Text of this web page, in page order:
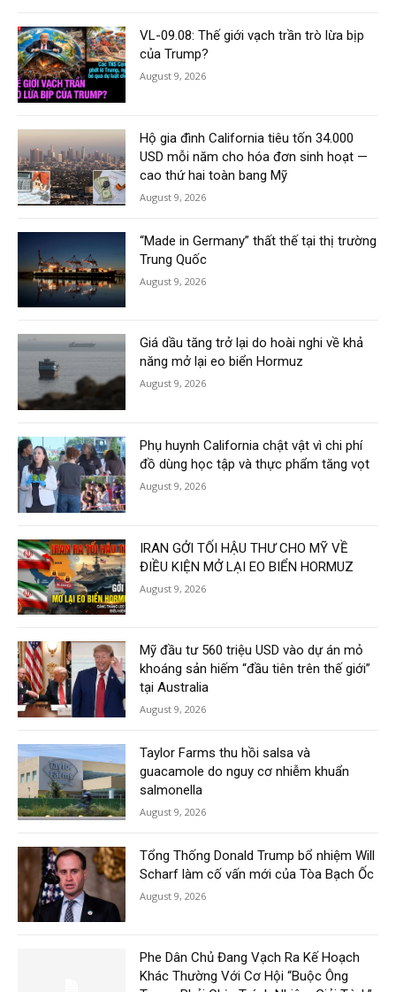
VL-09.08: Thế giới vạch trần trò lừa bịp
của Trump?
August 9, 2026
Hộ gia đình California tiêu tốn 34.000
USD mỗi năm cho hóa đơn sinh hoạt —
cao thứ hai toàn bang Mỹ
August 9, 2026
“Made in Germany” thất thế tại thị trường
Trung Quốc
August 9, 2026
Giá dầu tăng trở lại do hoài nghi về khả
năng mở lại eo biển Hormuz
August 9, 2026
Phụ huynh California chật vật vì chi phí
đồ dùng học tập và thực phẩm tăng vọt
August 9, 2026
IRAN GỞI TỐI HẬU THƯ CHO MỸ VỀ
ĐIỀU KIỆN MỞ LẠI EO BIỂN HORMUZ
August 9, 2026
Mỹ đầu tư 560 triệu USD vào dự án mỏ
khoáng sản hiếm “đầu tiên trên thế giới”
tại Australia
August 9, 2026
Taylor Farms thu hồi salsa và
guacamole do nguy cơ nhiễm khuẩn
salmonella
August 9, 2026
Tổng Thống Donald Trump bổ nhiệm Will
Scharf làm cố vấn mới của Tòa Bạch Ốc
August 9, 2026
Phe Dân Chủ Đang Vạch Ra Kế Hoạch
Khác Thường Với Cơ Hội “Buộc Ông